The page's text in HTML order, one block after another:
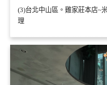
(3)台北中山區。雞家莊本店~
理